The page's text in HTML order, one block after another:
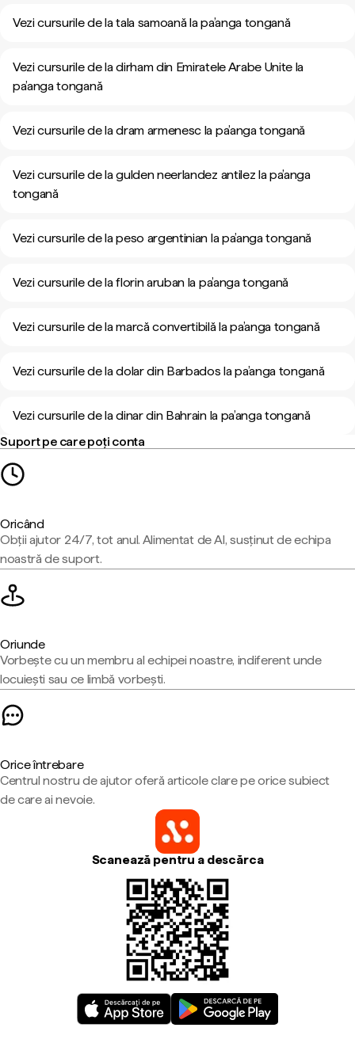
Vezi cursurile de la tala samoană la pa’anga tongană
Vezi cursurile de la dirham din Emiratele Arabe Unite la
pa’anga tongană
Vezi cursurile de la dram armenesc la pa’anga tongană
Vezi cursurile de la gulden neerlandez antilez la pa’anga
tongană
Vezi cursurile de la peso argentinian la pa’anga tongană
Vezi cursurile de la florin aruban la pa’anga tongană
Vezi cursurile de la marcă convertibilă la pa’anga tongană
Vezi cursurile de la dolar din Barbados la pa’anga tongană
Vezi cursurile de la dinar din Bahrain la pa’anga tongană
Suport pe care poți conta
Oricând
Obții ajutor 24/7, tot anul. Alimentat de AI, susținut de echipa
noastră de suport.
Oriunde
Vorbește cu un membru al echipei noastre, indiferent unde
locuiești sau ce limbă vorbești.
Orice întrebare
Centrul nostru de ajutor oferă articole clare pe orice subiect
de care ai nevoie.
Scanează pentru a descărca